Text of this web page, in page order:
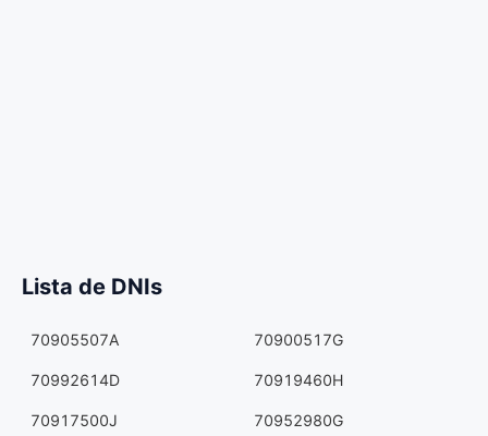
Lista de DNIs
70905507A 70900517G
70992614D 70919460H
70917500J 70952980G